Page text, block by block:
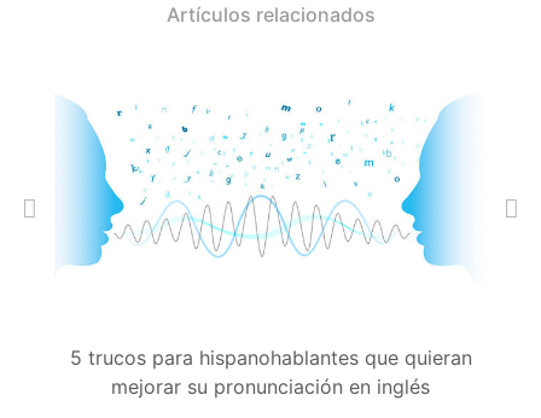
Artículos relacionados
5 trucos para hispanohablantes que quieran
mejorar su pronunciación en inglés
Anterior